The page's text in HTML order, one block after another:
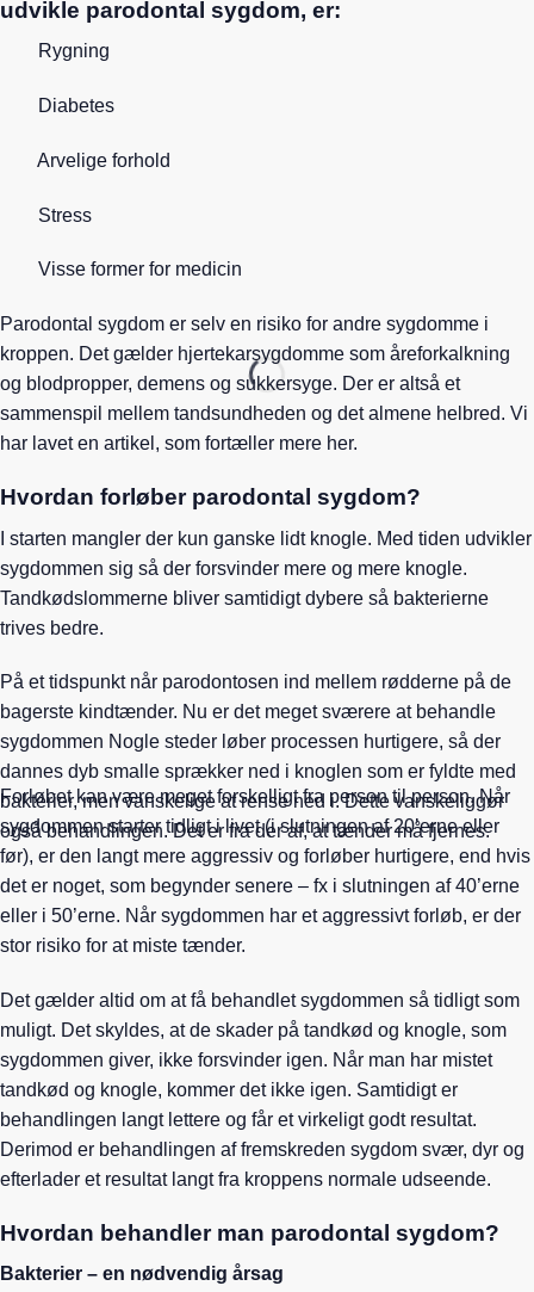
udvikle parodontal sygdom, er:
Rygning
Diabetes
Arvelige forhold
Stress
Visse former for medicin
Parodontal sygdom er selv en risiko for andre sygdomme i
kroppen. Det gælder hjertekarsygdomme som åreforkalkning
og blodpropper, demens og sukkersyge. Der er altså et
sammenspil mellem tandsundheden og det almene helbred. Vi
har lavet en artikel, som fortæller mere her.
Hvordan forløber parodontal sygdom?
I starten mangler der kun ganske lidt knogle. Med tiden udvikler
sygdommen sig så der forsvinder mere og mere knogle.
Tandkødslommerne bliver samtidigt dybere så bakterierne
trives bedre.
På et tidspunkt når parodontosen ind mellem rødderne på de
bagerste kindtænder. Nu er det meget sværere at behandle
sygdommen Nogle steder løber processen hurtigere, så der
dannes dyb smalle sprækker ned i knoglen som er fyldte med
bakterier, men vanskelige at rense ned i. Dette vanskeliggør
også behandlingen. Det er fra der af, at tænder må fjernes.
Forløbet kan være meget forskelligt fra person til person. Når
sygdommen starter tidligt i livet (i slutningen af 20’erne eller
før), er den langt mere aggressiv og forløber hurtigere, end hvis
det er noget, som begynder senere – fx i slutningen af 40’erne
eller i 50’erne. Når sygdommen har et aggressivt forløb, er der
stor risiko for at miste tænder.
Det gælder altid om at få behandlet sygdommen så tidligt som
muligt. Det skyldes, at de skader på tandkød og knogle, som
sygdommen giver, ikke forsvinder igen. Når man har mistet
tandkød og knogle, kommer det ikke igen. Samtidigt er
behandlingen langt lettere og får et virkeligt godt resultat.
Derimod er behandlingen af fremskreden sygdom svær, dyr og
efterlader et resultat langt fra kroppens normale udseende.
Hvordan behandler man parodontal sygdom?
Bakterier – en nødvendig årsag